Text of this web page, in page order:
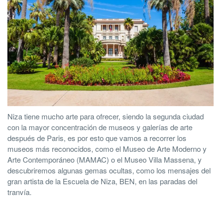
Niza tiene mucho arte para ofrecer, siendo la segunda ciudad
con la mayor concentración de museos y galerías de arte
después de Paris, es por esto que vamos a recorrer los
museos más reconocidos, como el Museo de Arte Moderno y
Arte Contemporáneo (MAMAC) o el Museo Villa Massena, y
descubriremos algunas gemas ocultas, como los mensajes del
gran artista de la Escuela de Niza, BEN, en las paradas del
tranvía.